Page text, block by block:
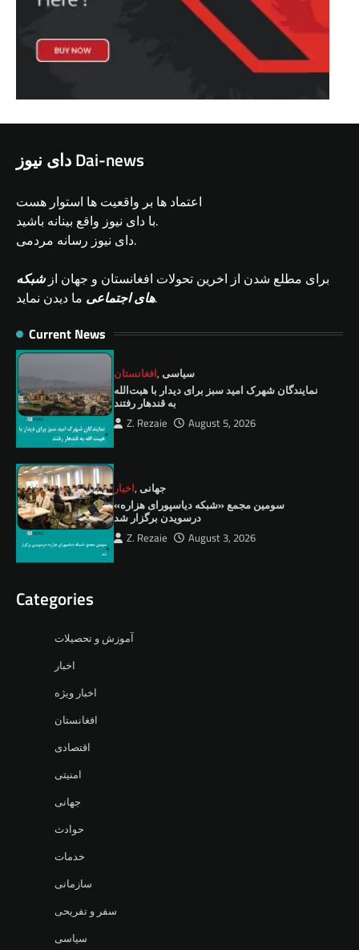
دای نیوز Dai-news
اعتماد ها بر واقعیت ها استوار هست
با دای نیوز واقع بینانه باشید.
دای نیوز رسانه مردمی.
برای مطلع شدن از اخرین تحولات افغانستان و جهان ازشبکه
های اجتماعیما دیدن نماید.
Current News
افغانستان, سیاسی
نمايندگان شهرک امید سبز برای دیدار با هبت‌الله
به قندهار رفتند
Z. Rezaie August 5, 2026
اخبار, جهانی
سومین مجمع «شبکه دیاسپورای هزاره»
درسویدن برگزار شد
Z. Rezaie August 3, 2026
Categories
آموزش و تحصیلات
اخبار
اخبار ویژه
افغانستان
اقتصادی
امنیتی
جهانی
حوادث
خدمات
سازمانی
سفر و تفریحی
سیاسی